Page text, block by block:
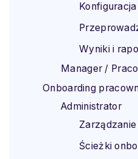
Konfiguracja
Wyniki i
Manager /
Onboarding
Administrator
Zarządzanie
Ścieżki